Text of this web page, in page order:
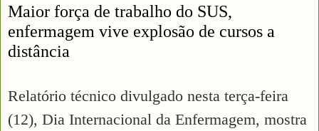
Maior força de trabalho do SUS,
enfermagem vive explosão de cursos a
distância
Relatório técnico divulgado nesta terça-feira
(12), Dia Internacional da Enfermagem, mostra